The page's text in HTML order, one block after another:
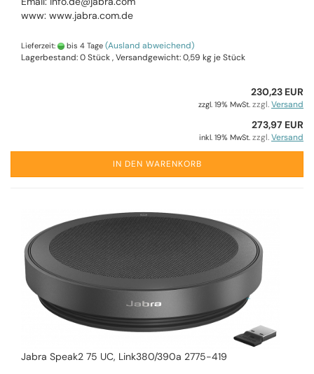
www: www.jabra.com.de
Lieferzeit: bis 4 Tage (Ausland abweichend)
Lagerbestand: 0 Stück , Versandgewicht:0,59 kg je Stück
230,23 EUR
zzgl. 19% MwSt. zzgl.Versand
273,97 EUR
inkl. 19% MwSt. zzgl.Versand
IN DEN WARENKORB
Jabra Speak2 75 UC, Link380/390a 2775-419